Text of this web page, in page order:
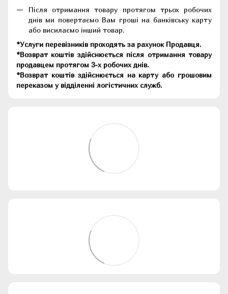
Після отримання товару протягом трьох робочих
днів ми повертаємо Вам гроші на банківську карту
або висилаємо інший товар.
*Услуги перевізників проходять за рахунок Продавця.
*Возврат коштів здійснюється після отримання товару
продавцем протягом 3-х робочих днів.
*Возврат коштів здійснюється на карту або грошовим
переказом у відділенні логістичних служб.